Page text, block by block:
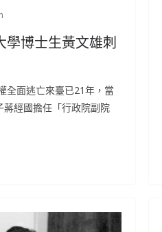
學博士生黃文雄刺
全面逃亡來臺已21年，當
經國擔任「行政院副院